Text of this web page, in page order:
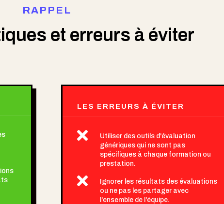
RAPPEL
et erreurs à éviter
LES ERREURS À ÉVITER

Utiliser des outils d'évaluation
génériques qui ne sont pas
spécifiques à chaque formation ou
prestation.

Ignorer les résultats des évaluations
ou ne pas les partager avec
l'ensemble de l'équipe.